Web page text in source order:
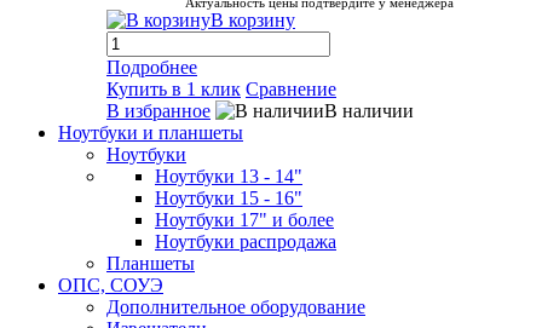
В корзину
Подробнее
Купить в 1 клик Сравнение
В избранное
В наличии
Ноутбуки и планшеты
Ноутбуки
Ноутбуки 13 - 14"
Ноутбуки 15 - 16"
Ноутбуки 17" и более
Ноутбуки распродажа
Планшеты
ОПС, СОУЭ
Дополнительное оборудование